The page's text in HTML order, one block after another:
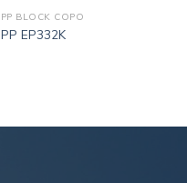
PP BLOCK COPO
PP EP332K